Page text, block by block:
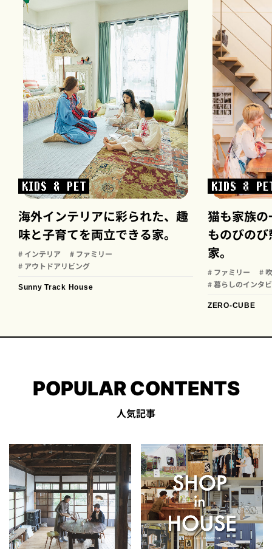
KIDS & PET
海外インテリアに彩られた、趣
味と子育てを両立できる家。
# インテリア
# ファミリー
# アウトドアリビング
Sunny Track House
KIDS &
猫も家族
ものびの
家。
# ファミリー
#
# 暮らしのインタ
ZERO-CUBE
POPULAR CONTENTS
人気記事